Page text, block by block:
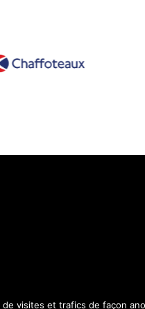
visites et trafics de façon